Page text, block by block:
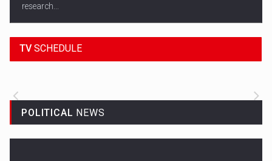
research...
TV SCHEDULE
18:45
ALL THE LATEST SPORTS NEWS FROM
POLITICAL NEWS